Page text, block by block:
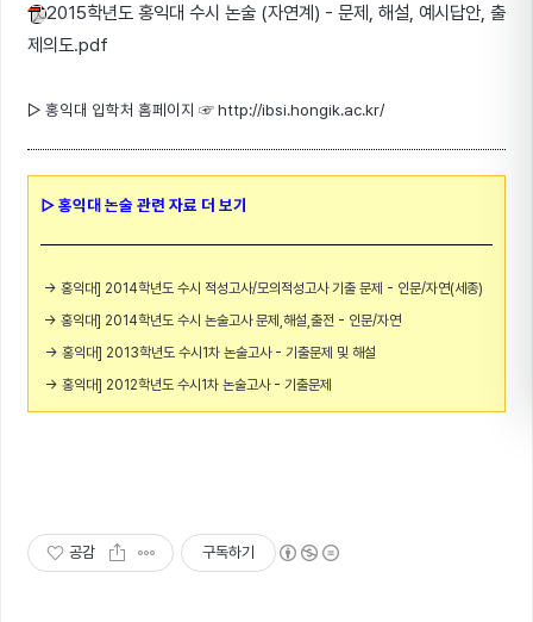
2015학년도 홍익대 수시 논술 (자연계) - 문제, 해설, 예시답안, 출
제의도.pdf
▷ 홍익대 입학처 홈페이지 ☞http://ibsi.hongik.ac.kr/
▷ 홍익대 논술 관련 자료 더 보기
→ 홍익대] 2014학년도 수시 적성고사/모의적성고사 기출 문제 - 인문/자연(세종)
→ 홍익대] 2014학년도 수시 논술고사 문제,해설,출전 - 인문/자연
→ 홍익대] 2013학년도 수시1차 논술고사 - 기출문제 및 해설
→ 홍익대] 2012학년도 수시1차 논술고사 - 기출문제
공감 구독하기